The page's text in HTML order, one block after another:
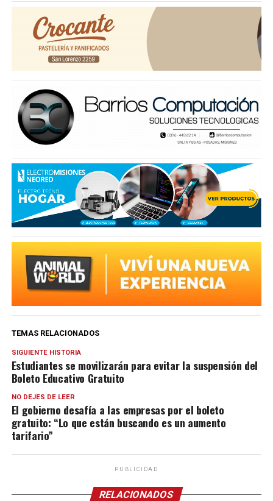
TEMAS RELACIONADOS
SIGUIENTE HISTORIA
Estudiantes se movilizarán para evitar la suspensión del
Boleto Educativo Gratuito
NO DEJES DE LEER
El gobierno desafía a las empresas por el boleto
gratuito: “Lo que están buscando es un aumento
tarifario”
PUBLICIDAD
RELACIONADOS